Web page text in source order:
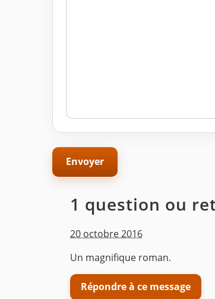
1 question ou
20 octobre 2016
Un magnifique roman.
Répondre à ce message